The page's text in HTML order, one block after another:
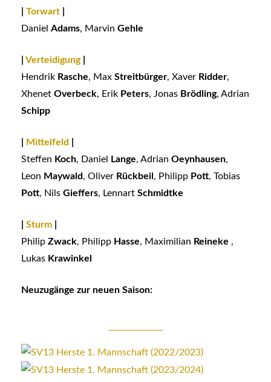
Torwart
Daniel Adams, Marvin Gehle
Verteidigung|
Hendrik Rasche, Max Streitbürger, Xaver Ridder,
Xhenet Overbeck, Erik Peters, Jonas Brödling, Adrian
Schipp
Mittelfeld
Steffen Koch, Daniel Lange, Adrian Oeynhausen,
Leon Maywald, Oliver Rückbeil , Philipp Pott, Tobias
Pott, Nils Gieffers, Lennart Schmidtke
Sturm
Philip Zwack, Philipp Hasse, Maximilian Reineke ,
Lukas Krawinkel
Neuzugänge zur neuen Saison: